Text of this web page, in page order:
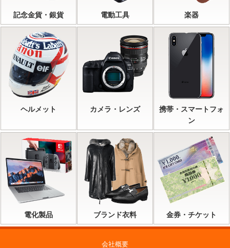
記念金貨・銀貨 電動工具 楽器
ヘルメット カメラ・レンズ
携帯・スマートフォ
ン
電化製品 ブランド衣料 金券・チケット
会社概要